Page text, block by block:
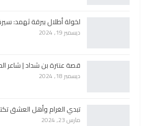
لخولة أطلال ببرقة ثهمد:
ديسمبر 19, 2024
قصة عنترة بن شداد | شاعر
ديسمبر 18, 2024
تبدي الغرام وأهل العشق
مارس 23, 2024